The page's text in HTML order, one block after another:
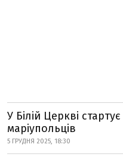
У Білій Церкві
маріупольців
5 ГРУДНЯ 2025, 18:30